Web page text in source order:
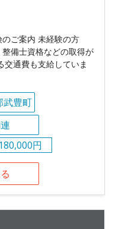
ご案内 未経験の方
備士資格などの取得が
通費も支給していま
武豊町
円